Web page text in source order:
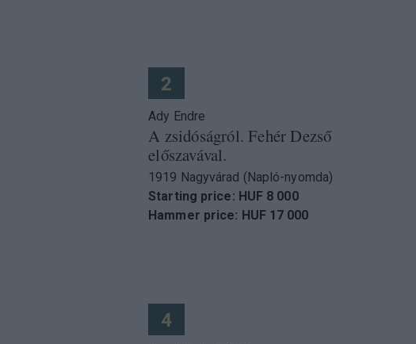
2
Ady Endre
A zsidóságról. Fehér Dezső
előszavával.
1919 Nagyvárad (Napló-nyomda)
Starting price: HUF 8 000
Hammer price: HUF 17 000
4